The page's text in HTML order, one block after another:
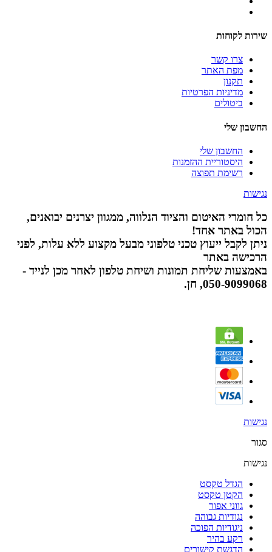
שירות לקוחות
צרו קשר
מפת האתר
תקנון
מדיניות הפרטיות
ביטולים
החשבון שלי
החשבון שלי
היסטוריית ההזמנות
רשימת תפוצה
נגישות
כל חומרי האיטום והציוד הנלווה, ממגוון יצרנים יבואנים,
הכול באתר אחד!
ניתן לקבל ייעוץ טכני טלפוני מבעל מקצוע ללא עלות, לפני
הרכישה באתר
באמצעות שליחת תמונות ושיחת טלפון לאחר מכן לנייד -
050-9099068, חן.
נגישות
סגור
נגישות
הגדל טקסט
הקטן טקסט
גווני אפור
נגודיות גבוהה
ניגודיות הפוכה
רקע בהיר
הדגשת קישורים